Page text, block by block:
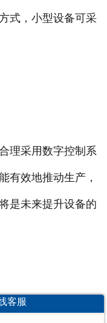
式，小型设备可采
采用数字控制系
有效地推动生产，
是未来提升设备的
客服